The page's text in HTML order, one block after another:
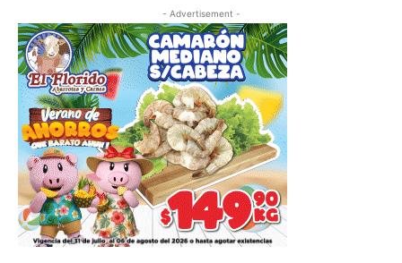
- Advertisement -